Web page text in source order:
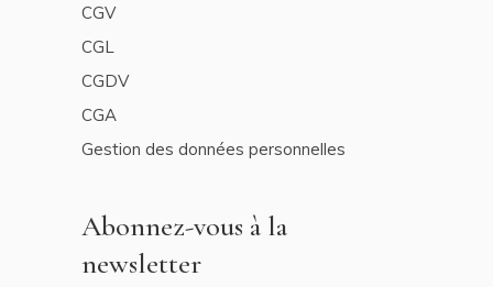
CGV
CGL
CGDV
CGA
Gestion des données personnelles
Abonnez-vous à la
newsletter